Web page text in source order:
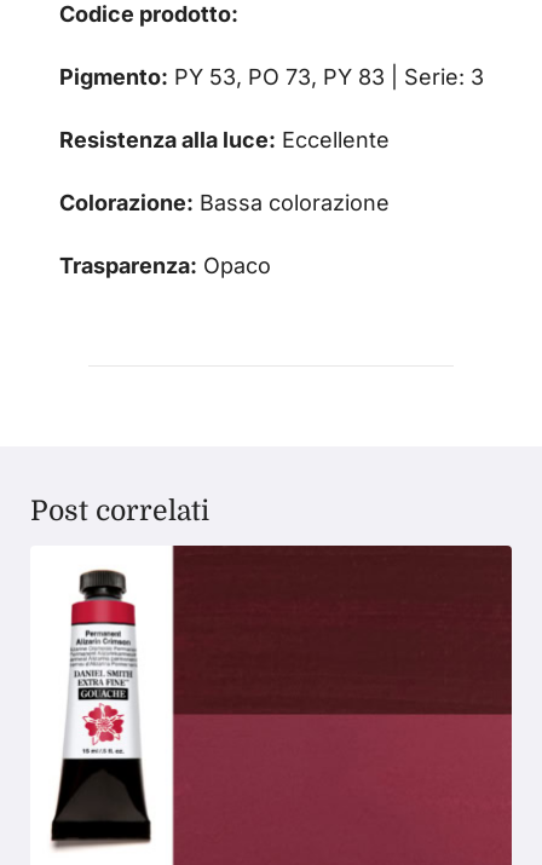
Codice prodotto:
Pigmento: PY 53, PO 73, PY 83 | Serie: 3
Resistenza alla luce: Eccellente
Colorazione: Bassa colorazione
Trasparenza: Opaco
Post correlati